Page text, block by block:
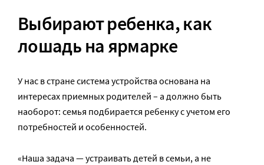
Выбирают ребенка, как
лошадь на ярмарке
У нас в стране система устройства основана на
интересах приемных родителей – а должно быть
наоборот: семья подбирается ребенку с учетом его
потребностей и особенностей.
«Наша задача — устраивать детей в семьи, а не